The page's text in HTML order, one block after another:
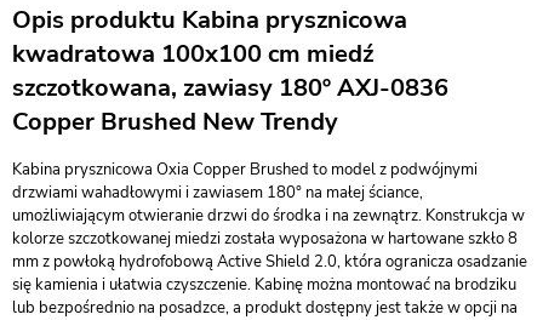
Opis produktu Kabina prysznicowa
kwadratowa 100x100 cm miedź
szczotkowana, zawiasy 180º AXJ-0836
Copper Brushed New Trendy
Kabina prysznicowa Oxia Copper Brushed to model z podwójnymi
drzwiami wahadłowymi i zawiasem 180° na małej ściance,
umożliwiającym otwieranie drzwi do środka i na zewnątrz. Konstrukcja w
kolorze szczotkowanej miedzi została wyposażona w hartowane szkło 8
mm z powłoką hydrofobową Active Shield 2.0, która ogranicza osadzanie
się kamienia i ułatwia czyszczenie. Kabinę można montować na brodziku
lub bezpośrednio na posadzce, a produkt dostępny jest także w opcji na